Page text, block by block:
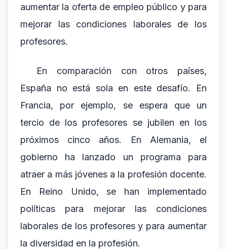
aumentar la oferta de empleo público y para
mejorar las condiciones laborales de los
profesores.
En comparación con otros países,
España no está sola en este desafío. En
Francia, por ejemplo, se espera que un
tercio de los profesores se jubilen en los
próximos cinco años. En Alemania, el
gobierno ha lanzado un programa para
atraer a más jóvenes a la profesión docente.
En Reino Unido, se han implementado
políticas para mejorar las condiciones
laborales de los profesores y para aumentar
la diversidad en la profesión.